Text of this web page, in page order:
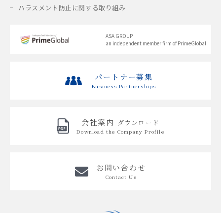
ハラスメント防止に関する取り組み
ASA GROUP
an independent member firm of PrimeGlobal
パートナー募集
Business Partnerships
会社案内 ダウンロード
Download the Company Profile
お問い合わせ
Contact Us